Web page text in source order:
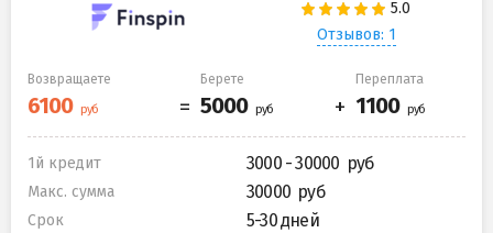
Отзывов: 1
Возвращаете Берете Переплата
1й кредит 3000 - 30000
Макс. сумма 30000
Срок 5-30 дней